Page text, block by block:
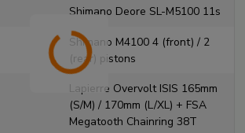
Shimano Deore SL-M5100 11s
Shimano M4100 4 (front) / 2
(rear) pistons
Lapierre Overvolt ISIS 165mm
(S/M) / 170mm (L/XL) + FSA
Megatooth Chainring 38T